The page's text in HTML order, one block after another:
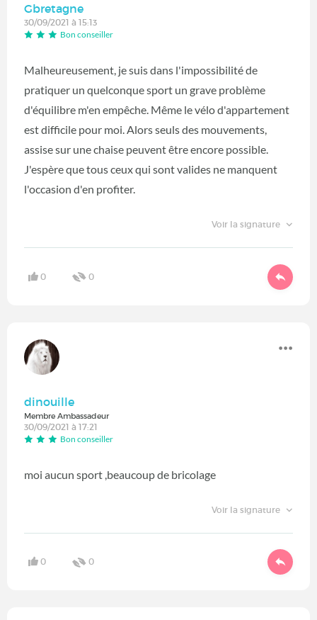
Gbretagne
30/09/2021 à 15:13
Bon conseiller
Malheureusement, je suis dans l'impossibilité de
pratiquer un quelconque sport un grave problème
d'équilibre m'en empêche. Même le vélo d'appartement
est difficile pour moi. Alors seuls des mouvements,
assise sur une chaise peuvent être encore possible.
J'espère que tous ceux qui sont valides ne manquent
l'occasion d'en profiter.
Voir la signature
0 0
dinouille
Membre Ambassadeur
30/09/2021 à 17:21
Bon conseiller
moi aucun sport ,beaucoup de bricolage
Voir la signature
0 0